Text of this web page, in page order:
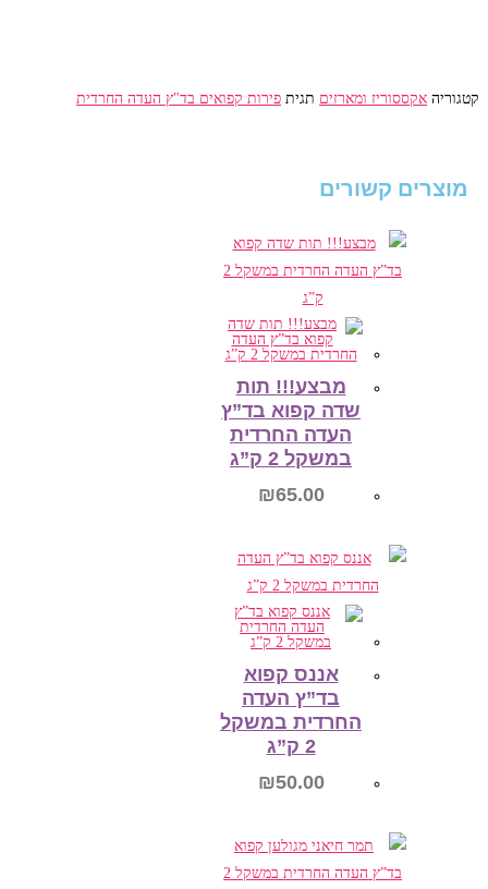
במשקל
קטגוריה אקססוריז ומארזים תגית פירות קפואים בד"ץ העדה החרדית
מוצרים קשורים
מבצע!!! תות
שדה קפוא בד”ץ
העדה החרדית
במשקל 2 ק”ג
₪65.00
הוספה לסל
אננס קפוא
בד”ץ העדה
החרדית במשקל
2 ק”ג
₪50.00